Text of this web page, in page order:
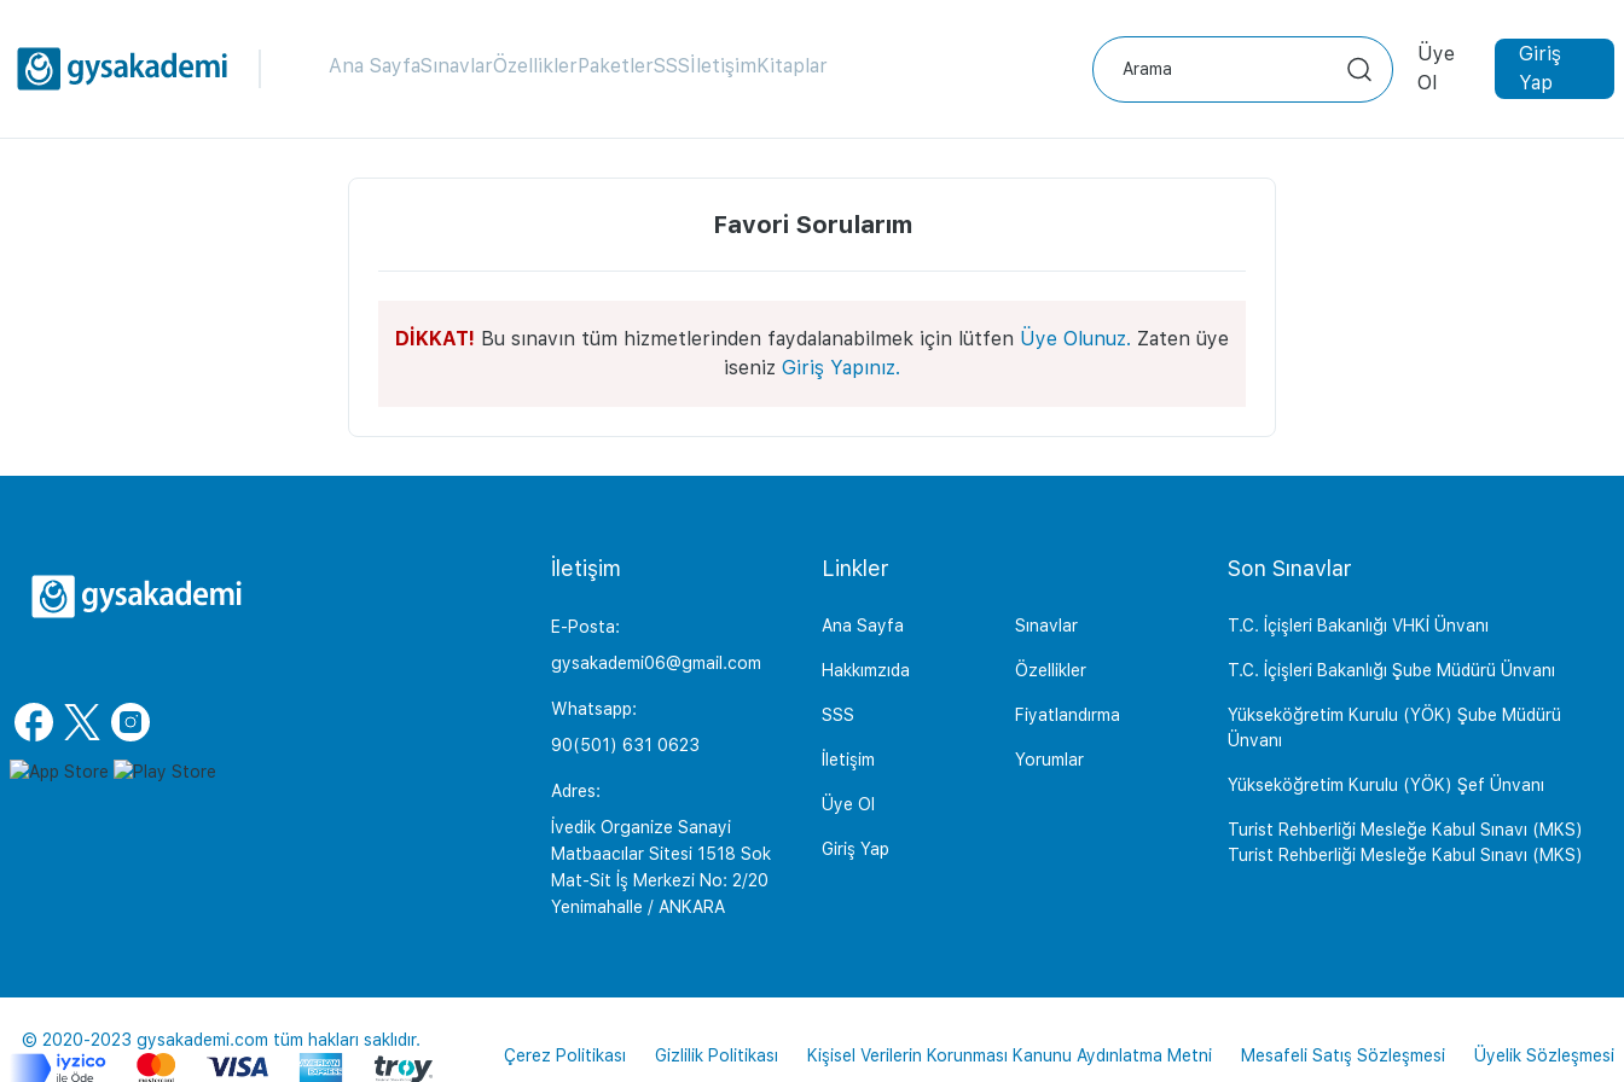
Ana SayfaSınavlarÖzelliklerPaketlerSSSİletişimKitaplar
Üye
Ol
Giriş
Yap
Favori Sorularım
DİKKAT! Bu sınavın tüm hizmetlerinden faydalanabilmek için lütfen Üye Olunuz. Zaten üye
iseniz Giriş Yapınız.
İletişim
E-Posta:
gysakademi06@gmail.com
Whatsapp:
90(501) 631 0623
Adres:
İvedik Organize Sanayi
Matbaacılar Sitesi 1518 Sok
Mat-Sit İş Merkezi No: 2/20
Yenimahalle / ANKARA
Linkler
Ana Sayfa
Hakkımzıda
SSS
İletişim
Üye Ol
Giriş Yap
Sınavlar
Özellikler
Fiyatlandırma
Yorumlar
Son Sınavlar
T.C. İçişleri Bakanlığı VHKİ Ünvanı
T.C. İçişleri Bakanlığı Şube Müdürü Ünvanı
Yükseköğretim Kurulu (YÖK) Şube Müdürü
Ünvanı
Yükseköğretim Kurulu (YÖK) Şef Ünvanı
Turist Rehberliği Mesleğe Kabul Sınavı (MKS)
Turist Rehberliği Mesleğe Kabul Sınavı (MKS)
© 2020-2023 gysakademi.com tüm hakları saklıdır.
Çerez Politikası
Gizlilik Politikası Kişisel Verilerin Korunması Kanunu Aydınlatma Metni Mesafeli Satış Sözleşmesi Üyelik Sözleşmesi